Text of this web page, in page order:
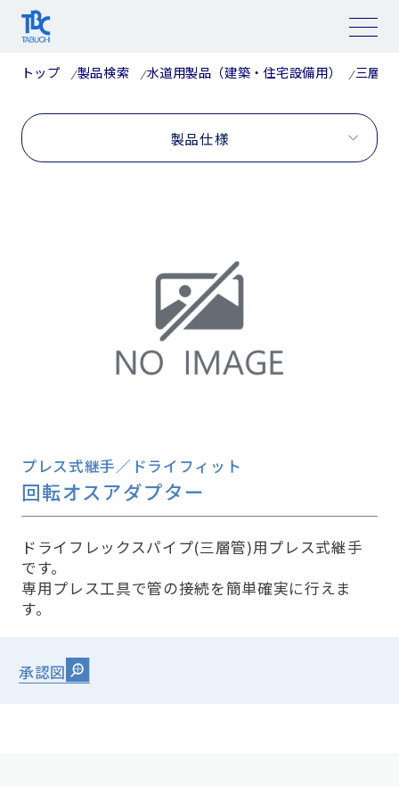
トップ 製品検索 水道用製品（建築・住宅設備用） 三層管
製品仕様
プレス式継手／ドライフィット
回転オスアダプター
ドライフレックスパイプ(三層管)用プレス式継手
です。
専用プレス工具で管の接続を簡単確実に行えま
す。
承認図